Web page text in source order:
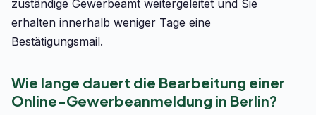
zuständige Gewerbeamt weitergeleitet und Sie
erhalten innerhalb weniger Tage eine
Bestätigungsmail.
Wie lange dauert die Bearbeitung einer
Online-Gewerbeanmeldung in Berlin?